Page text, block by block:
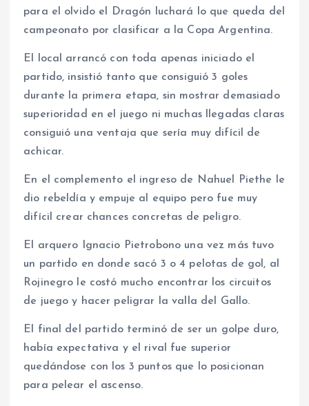
para el olvido el Dragón luchará lo que queda del
campeonato por clasificar a la Copa Argentina.
El local arrancó con toda apenas iniciado el
partido, insistió tanto que consiguió 3 goles
durante la primera etapa, sin mostrar demasiado
superioridad en el juego ni muchas llegadas claras
consiguió una ventaja que sería muy difícil de
achicar.
En el complemento el ingreso de Nahuel Piethe le
dio rebeldía y empuje al equipo pero fue muy
difícil crear chances concretas de peligro.
El arquero Ignacio Pietrobono una vez más tuvo
un partido en donde sacó 3 o 4 pelotas de gol, al
Rojinegro le costó mucho encontrar los circuitos
de juego y hacer peligrar la valla del Gallo.
El final del partido terminó de ser un golpe duro,
había expectativa y el rival fue superior
quedándose con los 3 puntos que lo posicionan
para pelear el ascenso.